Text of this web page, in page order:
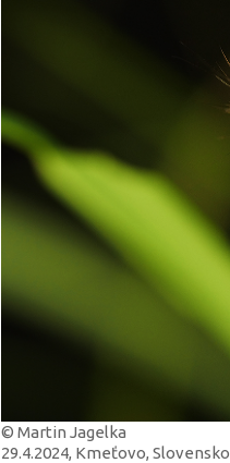
© Martin Jagelka
29.4.2024, Kmeťovo, Slovensko